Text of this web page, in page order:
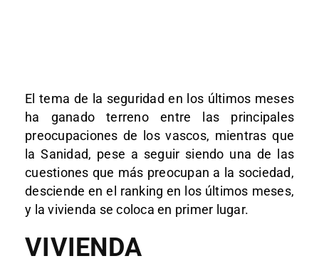
El tema de la seguridad en los últimos meses
ha ganado terreno entre las principales
preocupaciones de los vascos, mientras que
la Sanidad, pese a seguir siendo una de las
cuestiones que más preocupan a la sociedad,
desciende en el ranking en los últimos meses,
y la vivienda se coloca en primer lugar.
VIVIENDA